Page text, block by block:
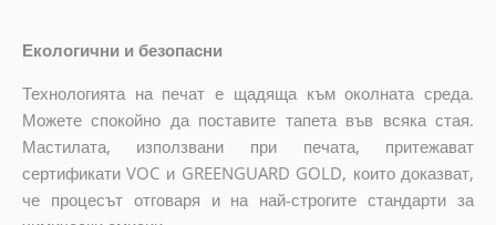
Екологични и безопасни
Технологията на печат е щадяща към околната среда.
Можете спокойно да поставите тапета във всяка стая.
Мастилата, използвани при печата, притежават
сертификати VOC и GREENGUARD GOLD, които доказват,
че процесът отговаря и на най-строгите стандарти за